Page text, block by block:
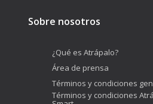
Sobre nosotros
¿Qué es Atrápalo?
Área de prensa
Términos y condiciones
Términos y condiciones